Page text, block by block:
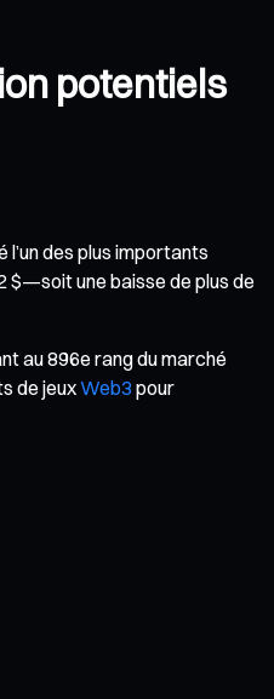
potentiels
des plus importants
$—soit une baisse de plus de
au 896e rang du marché
de jeuxWeb3 pour